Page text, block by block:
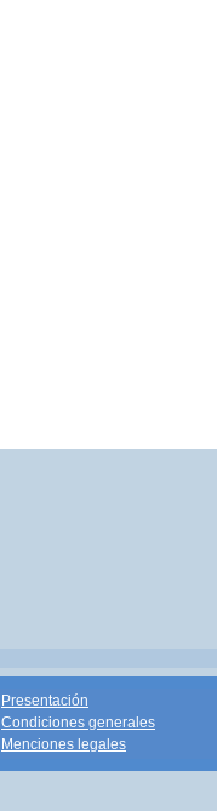
Presentación
Condiciones generales
Menciones legales